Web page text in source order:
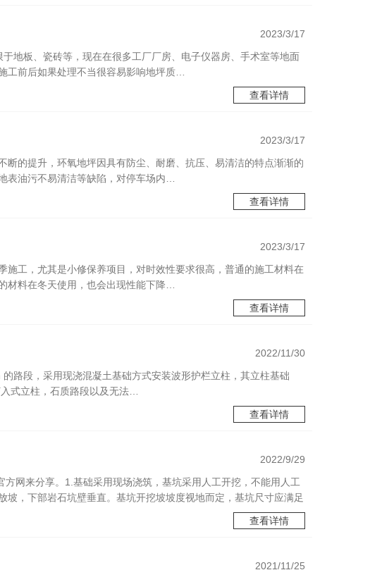
2023/3/17
再局限于地板、瓷砖等，现在在很多工厂厂房、电子仪器房、手术室等地面
工前后如果处理不当很容易影响地坪质…
查看详情
2023/3/17
提升，环氧地坪因具有防尘、耐磨、抗压、易清洁的特点渐渐的
表油污不易清洁等缺陷，对停车场内…
查看详情
2023/3/17
，尤其是小修保养项目，对时效性要求很高，普通的施工材料在
的材料在冬天使用，也会出现性能下降…
查看详情
2022/11/30
路段，采用现浇混凝土基础方式安装波形护栏立柱，其立柱基础
入式立柱，石质路段以及无法…
查看详情
2022/9/29
分享。1.基础采用现场浇筑，基坑采用人工开挖，不能用人工
，下部岩石坑壁垂直。基坑开挖坡坡度视地而定，基坑尺寸应满足
查看详情
2021/11/25